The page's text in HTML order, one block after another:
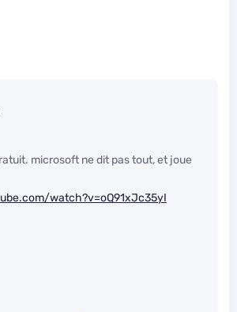
microsoft ne dit pas tout, et joue
watch?v=oQ91xJc35yI